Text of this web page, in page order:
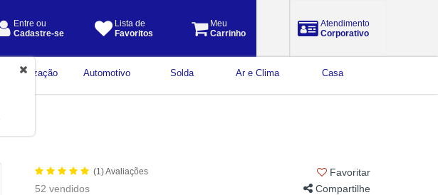
Entre ou
Cadastre-se
Lista de
Favoritos
Meu
Carrinho
Atendimento
Corporativo
Organização Automotivo Solda Ar e Clima Casa
(1) Avaliações
Favoritar
52 vendidos
Compartilhe